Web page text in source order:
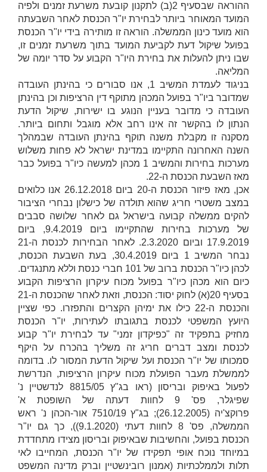
ההוראה שבסעיף 2(ב) לתקנון קובעת משרעת זמנים ולפיה
המועד המאוחר ביותרלבחירת יו"ר הכנסת לאחר השבעתה
הוא מועד כינון הממשלה. הוראה זו מותירה בידי יו"ר הכנסת
בפועל שיקול דעת לקביעת המועד בתוך משרעת זמנים זו,
שבו ניתן להעלות את בחירת היו"ר הקבוע על סדר יומה של
המליאה.
בניגוד לעמדת המשיב 1, אנו סבורים כי בהינתן העובדה
שמדובר ביו"ר בפועל המכהן מתוקף דין הרציפות וכן בהינתן
העובדה כי מדובר בעניין הנוגע בו ישירות, שיקול הדעת
הנתון לו בהקשר זה אינו רחב אלא מוגבל ותחום ביותר.
מסקנה זו מקבלת משנה תוקף בהינתן העובדה שבמהלך
השנה האחרונה התקיימו במדינת ישראל לא פחות משלוש
מערכות בחירות והמשיב 1 מכהן למעשה כיו"ר בפועל כבר
מאז השבעת הכנסת ה-22.
אכן, מאז פיזור הכנסת ה-20 ביום 26.12.2018 אנו כלואים
במצב משטרי חריג שהוא תולדה של כישלון נבחרי הציבור
להקים ממשלה קבועה בישראל גם לאחר שלושה סבבים
של מערכות בחירות שהתקיימו ביום 9.4.2019, ביום
17.9.2019 וביום 2.3.2020. לאחר הבחירות לכנסת ה-21
נבחר המשיב 1 ביום 30.4.2019, בעת השבעת הכנסת,
לכהן כיו"ר הכנסת ברוב של 101 חברי כנסת וללא מתנגדים.
כיום הוא מכהן כיו"ר בפועל מכוח עיקרון הרציפות הקבוע
בסעיף 20(א) לחוק יסוד: הכנסת, וזאת לאחר שהכנסת ה-21
והכנסת ה-22 כילו את ימיהן הקצרים והתפזרו. כפי שציין
היועץ המשפטי לכנסת בתגובתו לעתירות, יו"ר הכנסת
מחזיק בתפקיד זה "כפיקדון זמני" עד לבחירת יו"ר קבוע
לכנסת ומצב דברים חריג זה משליך בהכרח על היקף
סמכותו של יו"ר הכנסת ועל שיקול הדעת המסור לו. בדומה
לממשלת מעבר הפועלת מכוח עיקרון הרציפות, הנדרשת
לפעול באיפוק ובריסון (ראו בג"ץ 8815/05
לנדשטיין נ'
שפיגלר, פס' 9 לחוות דעתה של השופטת
א'
פרוקצ'יה (26.12.2005); בג"ץ 7510/19
אור-הכהן נ' ראש
הממשלה
, פס' 8 לחוות דעתי (9.1.2020)), כך גם יו"ר
הכנסת בפועל, והחשיבות שבאיפוק ובריסון מצידו מתחדדת
במיוחד נוכח אופי תפקידו של יו"ר הכנסת, המחייבו לאי
תלות ולממלכתיות (אמנון רובינשטיין וברק מדינה המשפט